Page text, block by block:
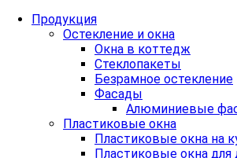
Продукция
Остекление и окна
Окна в коттедж
Стеклопакеты
Безрамное остекление
Фасады
Алюминиевые
Пластиковые окна
Пластиковые окна на
Пластиковые окна для